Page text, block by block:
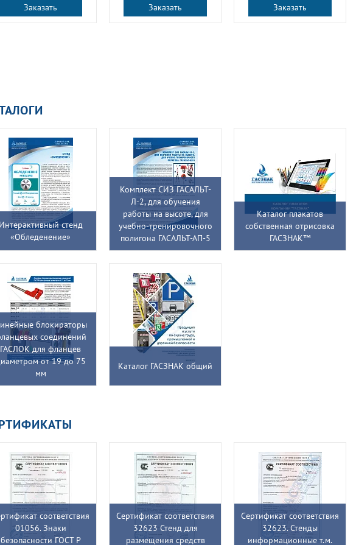
Заказать Заказать Заказать
Интерактивный стенд
«Обледенение»
Комплект СИЗ ГАСАЛЬТ-
Л-2, для обучения
работы на высоте, для
учебно-тренировочного
полигона ГАСАЛЬТ-АП-5
Каталог плакатов
собственная отрисовка
ГАСЗНАК™
блокираторы
соединений
ГАСЛОК для фланцев
от 19 до 75
мм
Каталог ГАСЗНАК общий
соответствия
01056. Знаки
безопасности ГОСТ Р
Сертификат соответствия
32623 Стенд для
размещения средств
Сертификат соответствия
32623. Стенды
информационные т.м.